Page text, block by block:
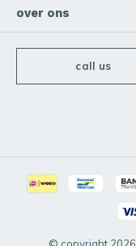
over ons
call us